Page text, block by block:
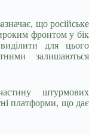
що російське
фронтом у бік
для цього
залишаються
штурмових
платформи, що дає